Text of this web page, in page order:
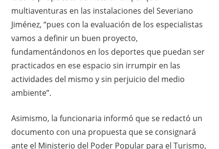
multiaventuras en las instalaciones del Severiano
Jiménez, “pues con la evaluación de los especialistas
vamos a definir un buen proyecto,
fundamentándonos en los deportes que puedan ser
practicados en ese espacio sin irrumpir en las
actividades del mismo y sin perjuicio del medio
ambiente”.
Asimismo, la funcionaria informó que se redactó un
documento con una propuesta que se consignará
ante el Ministerio del Poder Popular para el Turismo,